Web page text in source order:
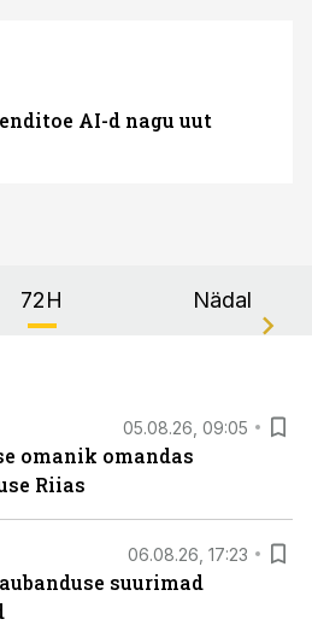
AI-d nagu uut
72H Nädal
05.08.26, 09:05
omanik omandas
Riias
06.08.26, 17:23
suurimad